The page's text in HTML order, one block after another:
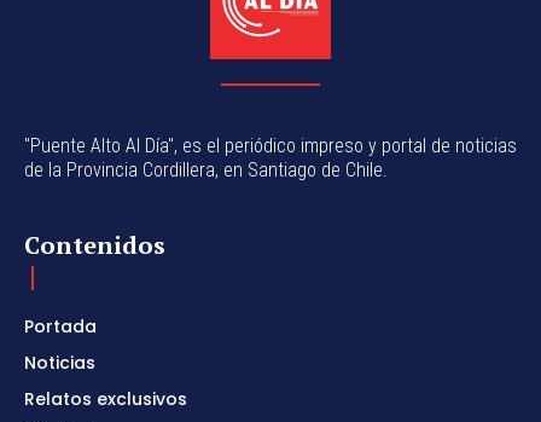
"Puente Alto Al Día", es el periódico impreso y portal de noticias
de la Provincia Cordillera, en Santiago de Chile.
Contenidos
Portada
Noticias
Relatos exclusivos